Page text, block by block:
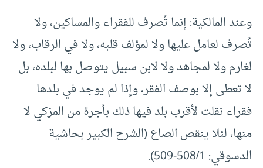
وعند المالكية: إنما تُصرف للفقراء والمساكين، ولا
تُصرف لعامل عليها ولا لمؤلف قلبه، ولا في الرقاب، ولا
لغارم ولا لمجاهد ولا لابن سبيل يتوصل بها لبلده، بل
لا تعطى إلا بوصف الفقر، وإذا لم يوجد في بلدها
فقراء نقلت لأقرب بلد فيها ذلك بأجرة من المزكي لا
منها، لئلا ينقص الصاع (الشرح الكبير بحاشية
الدسوقي: 508/1-509).